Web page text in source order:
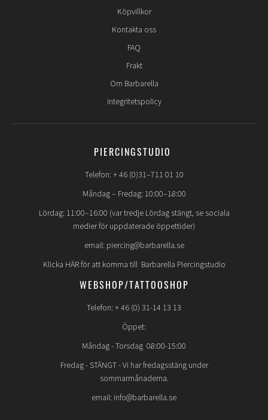
Köpvillkor
Kontakta oss
FAQ
Frakt
Om Barbarella
Integritetspolicy
PIERCINGSTUDIO
Telefon: + 46 (0)31–711 01 10
Måndag – Fredag: 10:00–18:00
Lördag: 11:00–16:00 (var tredje Lördag stängt, se sociala
medier för uppdaterade öppettider)
email: piercing@barbarella.se
Klicka HÄR för att komma till Barbarella Piercingstudio
WEBSHOP/TATTOOSHOP
Telefon: + 46 (0) 31-14 13 13
Öppet:
Måndag - Torsdag 08:00-15:00
Fredag - STÄNGT- Vi har fredagsstäng under
sommarmånaderna.
email: info@barbarella.se